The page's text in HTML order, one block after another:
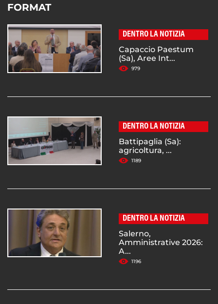
FORMAT
DENTRO LA NOTIZIA
Capaccio Paestum
(Sa), Aree Int...
979
DENTRO LA NOTIZIA
Battipaglia (Sa):
agricoltura, ...
1189
DENTRO LA NOTIZIA
Salerno,
Amministrative 2026:
A...
1196